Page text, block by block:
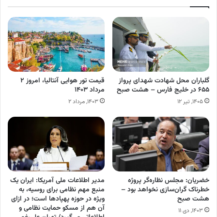
گلباران محل شهادت شهدای پرواز
۶۵۵ در خلیج فارس – هشت صبح
۱۴۰۵, تیر ۱۲
قیمت تور هوایی آنتالیا، امروز ۲
مرداد ۱۴۰۳
۱۴۰۳, مرداد ۲
خضریان: مجلس نظاره‌گر پروژه
خطرناک گران‌سازی نخواهد بود –
هشت صبح
۱۴۰۳, دی ۱۱
مدیر اطلاعات ملی آمریکا: ایران یک
منبع مهم نظامی برای روسیه، به
ویژه در حوزه پهپاد‌ها است؛ در ازای
آن هم از مسکو حمایت نظامی و